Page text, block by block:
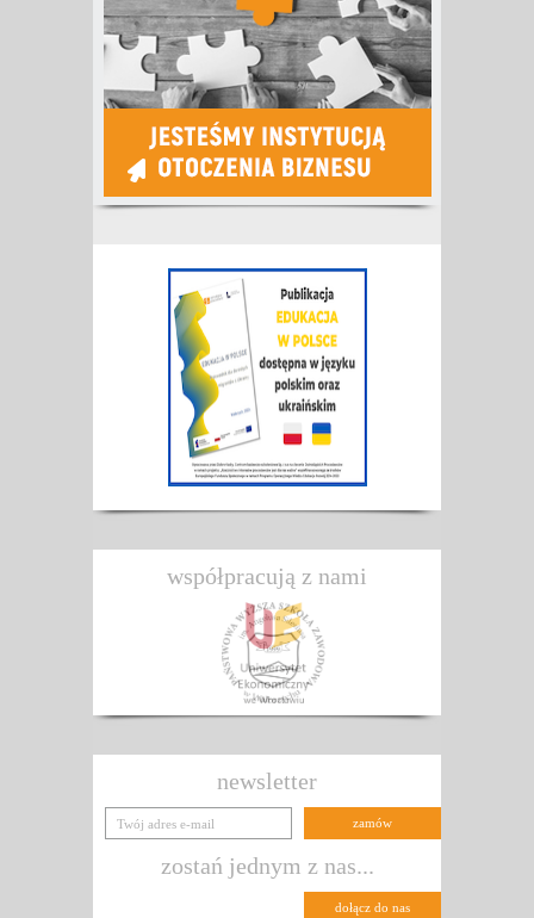
współpracują z nami
newsletter
zostań jednym z nas...